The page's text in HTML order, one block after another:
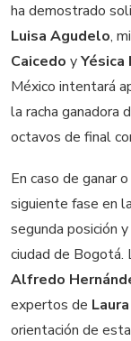
ha demostrado
Luisa Agudelo,
Caicedo yYésica
México intentará
la racha ganadora
octavos de final
En caso de ganar
siguiente fase en
segunda posición
ciudad de Bogotá.
Alfredo
expertos de
orientación de